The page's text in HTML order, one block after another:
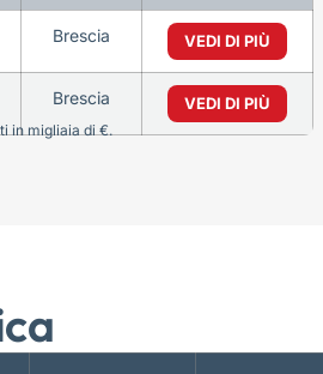
Brescia VEDI DI PIÙ
Brescia VEDI DI PIÙ
in migliaia di €.